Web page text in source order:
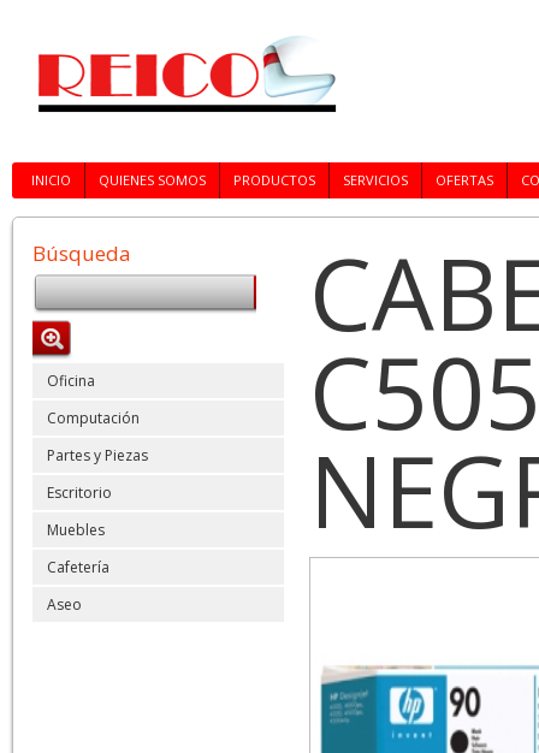
INICIO QUIENES SOMOS PRODUCTOS SERVICIOS OFERTAS
Búsqueda
Oficina
Computación
Partes y Piezas
Escritorio
Muebles
Cafetería
Aseo